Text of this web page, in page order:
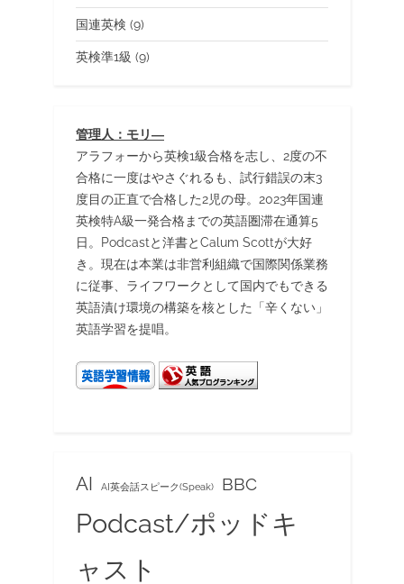
国連英検 (9)
英検準1級 (9)
管理人：モリ―
アラフォーから英検1級合格を志し、2度の不
合格に一度はやさぐれるも、試行錯誤の末3
度目の正直で合格した2児の母。2023年国連
英検特A級一発合格までの英語圏滞在通算5
日。Podcastと洋書とCalum Scottが大好
き。現在は本業は非営利組織で国際関係業務
に従事、ライフワークとして国内でもできる
英語漬け環境の構築を核とした「辛くない」
英語学習を提唱。
AI AI英会話スピーク(Speak) BBC
Podcast/ポッドキ
ャスト